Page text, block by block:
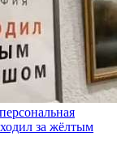
за жёлтым